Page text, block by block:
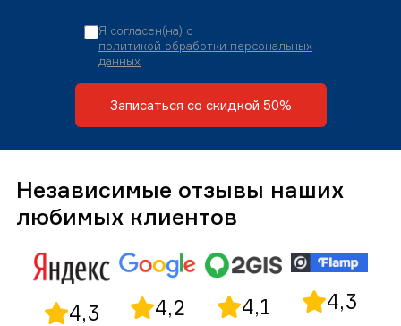
Я согласен(на) с
политикой обработки персональных
данных
Записаться со скидкой 50%
Независимые отзывы наших
любимых клиентов
4,3 4,2 4,1 4,3